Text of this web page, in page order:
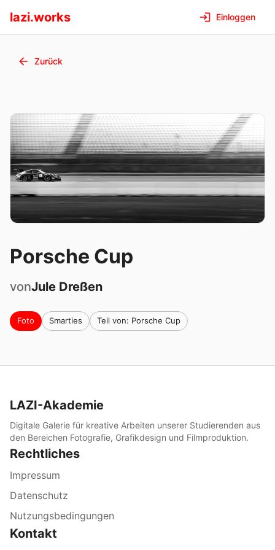
lazi.works Einloggen
Zurück
Porsche Cup
vonJule Dreßen
Foto Smarties Teil von: Porsche Cup
LAZI-Akademie
Digitale Galerie für kreative Arbeiten unserer Studierenden aus
den Bereichen Fotografie, Grafikdesign und Filmproduktion.
Rechtliches
Impressum
Datenschutz
Nutzungsbedingungen
Kontakt